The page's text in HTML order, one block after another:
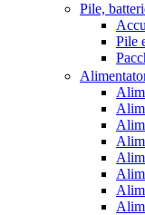
Pile,
Pile